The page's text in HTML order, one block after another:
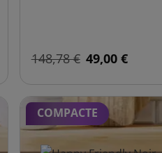
148,78 € 49,00 €
COMPACTE